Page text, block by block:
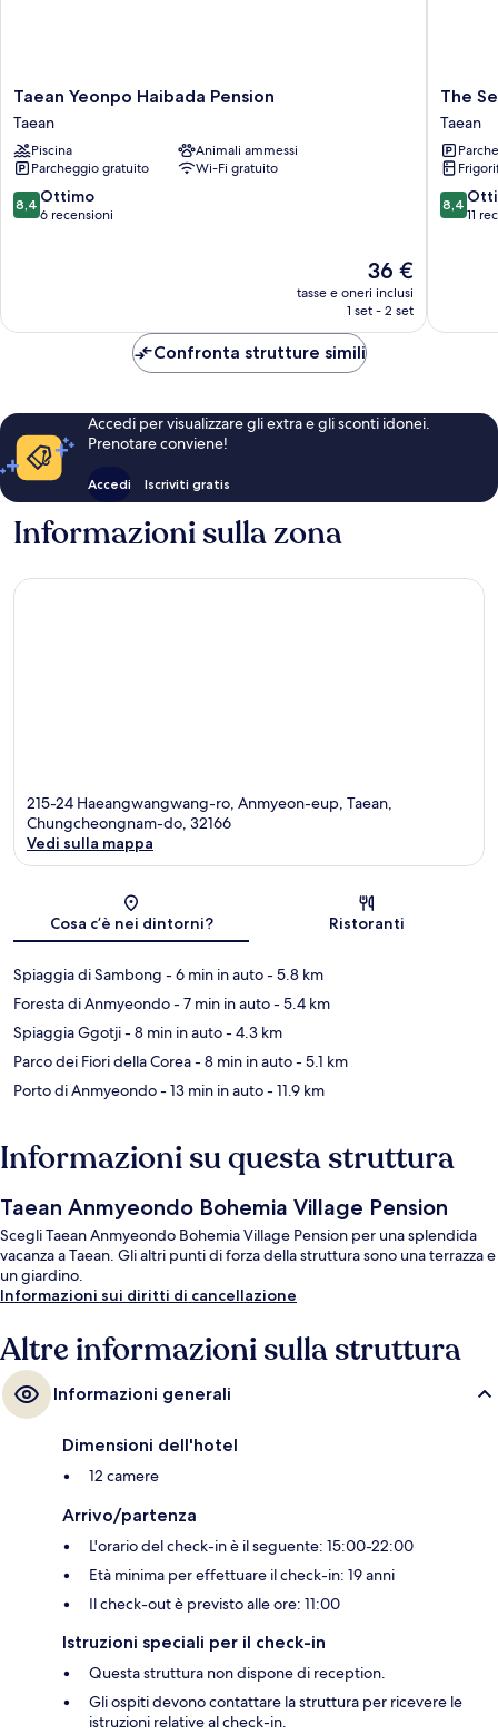
Taean
Yeonpo
Haibada
Pension
Taean
Taean Yeonpo Haibada Pension
Taean
Piscina
Animali ammessi
Parcheggio gratuito
Wi-Fi gratuito
8.4
su
8,4 Ottimo
6 recensioni
Il
prezzo
attuale
36 €
tasse e oneri inclusi
1 set - 2 set
The
Seaside
2,
Taean
Taean
The
Taean
8.4
su
8,4
11
Confronta strutture simili
Accedi per visualizzare gli extra e gli sconti idonei.
Prenotare conviene!
Accedi Iscriviti gratis
Informazioni sulla zona
215-24 Haeangwangwang-ro, Anmyeon-eup, Taean,
Chungcheongnam-do, 32166
Vedi sulla mappa
Cosa c’è nei dintorni? Ristoranti
Spiaggia di Sambong - 6 min in auto- 5.8 km
Foresta di Anmyeondo- 7 min in auto- 5.4 km
Spiaggia Ggotji- 8 min in auto- 4.3 km
Parco dei Fiori della Corea- 8 min in auto- 5.1 km
Porto di Anmyeondo- 13 min in auto- 11.9 km
Informazioni su questa struttura
Taean Anmyeondo Bohemia Village Pension
Scegli Taean Anmyeondo Bohemia Village Pension per una splendida
vacanza a Taean. Gli altri punti di forza della struttura sono una terrazza e
un giardino.
Informazioni sui diritti di cancellazione
Altre informazioni sulla struttura
Informazioni generali
Dimensioni dell'hotel
12 camere
Arrivo/partenza
L'orario del check-in è il seguente: 15:00-22:00
Età minima per effettuare il check-in: 19 anni
Il check-out è previsto alle ore: 11:00
Istruzioni speciali per il check-in
Questa struttura non dispone di reception.
Gli ospiti devono contattare la struttura per ricevere le
istruzioni relative al check-in.